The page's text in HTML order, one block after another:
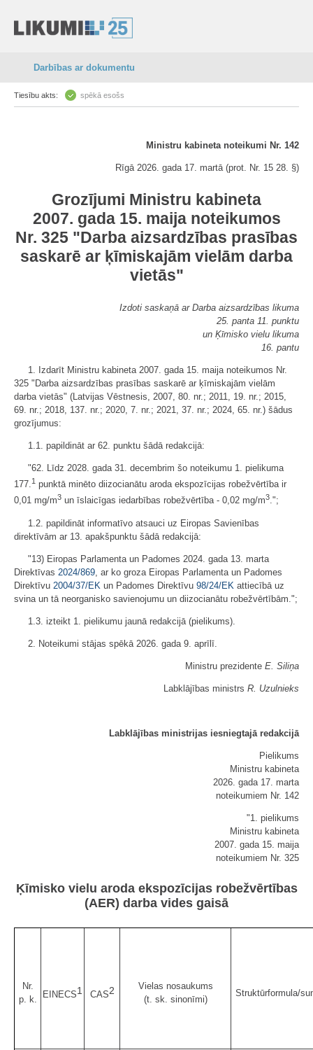
Darbības ar dokumentu
Tiesību akts: spēkā esošs
Ministru kabineta noteikumi Nr. 142
Rīgā 2026. gada 17. martā (prot. Nr. 15 28. §)
Grozījumi Ministru kabineta
2007. gada 15. maija noteikumos
Nr. 325 "Darba aizsardzības prasības
saskarē ar ķīmiskajām vielām darba
vietās"
Izdoti saskaņā ar Darba aizsardzības likuma
25. panta 11. punktu
un Ķīmisko vielu likuma
16. pantu
1. Izdarīt Ministru kabineta 2007. gada 15. maija noteikumos Nr.
325 "Darba aizsardzības prasības saskarē ar ķīmiskajām vielām
darba vietās" (Latvijas Vēstnesis, 2007, 80. nr.; 2011, 19. nr.; 2015,
69. nr.; 2018, 137. nr.; 2020, 7. nr.; 2021, 37. nr.; 2024, 65. nr.) šādus
grozījumus:
1.1. papildināt ar 62. punktu šādā redakcijā:
"62. Līdz 2028. gada 31. decembrim šo noteikumu 1. pielikuma
177.1 punktā minēto diizocianātu aroda ekspozīcijas robežvērtība ir
0,01 mg/m3 un īslaicīgas iedarbības robežvērtība - 0,02 mg/m3.";
1.2. papildināt informatīvo atsauci uz Eiropas Savienības
direktīvām ar 13. apakšpunktu šādā redakcijā:
"13) Eiropas Parlamenta un Padomes 2024. gada 13. marta
Direktīvas 2024/869 , ar ko groza Eiropas Parlamenta un Padomes
Direktīvu 2004/37/EK un Padomes Direktīvu 98/24/EK attiecībā uz
svina un tā neorganisko savienojumu un diizocianātu robežvērtībām.";
1.3. izteikt 1. pielikumu jaunā redakcijā (pielikums).
2. Noteikumi stājas spēkā 2026. gada 9. aprīlī.
Ministru prezidente E. Siliņa
Labklājības ministrs R. Uzulnieks
Labklājības ministrijas iesniegtajā redakcijā
Pielikums
Ministru kabineta
2026. gada 17. marta
noteikumiem Nr. 142
"1. pielikums
Ministru kabineta
2007. gada 15. maija
noteikumiem Nr. 325
Ķīmisko vielu aroda ekspozīcijas robežvērtības
(AER) darba vides gaisā
Nr.
p. k.
EINECS1 CAS2
Vielas nosaukums
(t. sk. sinonīmi)
Struktūrformula/